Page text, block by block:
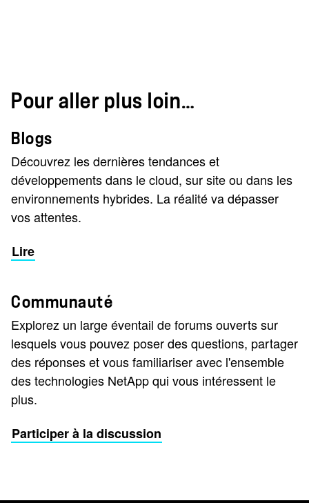
Pour aller plus loin…
Blogs
Découvrez les dernières tendances et
développements dans le cloud, sur site ou dans les
environnements hybrides. La réalité va dépasser
vos attentes.
Lire
Communauté
Explorez un large éventail de forums ouverts sur
lesquels vous pouvez poser des questions, partager
des réponses et vous familiariser avec l'ensemble
des technologies NetApp qui vous intéressent le
plus.
Participer à la discussion